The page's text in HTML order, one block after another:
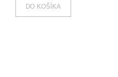
DO KOŠÍKA